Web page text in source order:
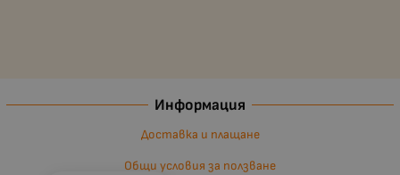
Информация
Доставка и плащане
Общи условия за ползване